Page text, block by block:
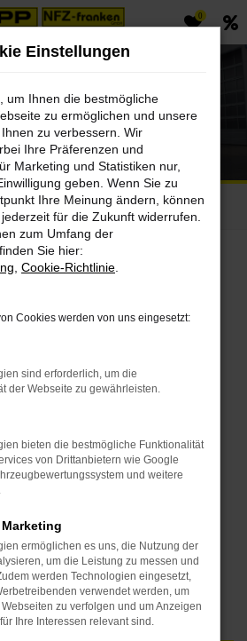
0
Silosteller
Fahrzeugbau
Einstellungen
um Ihnen die bestmögliche
zu ermöglichen und unsere
zu verbessern. Wir
Ihre Präferenzen und
Marketing und Statistiken nur,
geben. Wenn Sie zu
Ihre Meinung ändern, können
für die Zukunft widerrufen.
zum Umfang der
Sie hier:
Cookie-Richtlinie
Cookies werden von uns eingesetzt:
sind erforderlich, um die
der Webseite zu gewährleisten.
bieten die bestmögliche Funktionalität
von Drittanbietern wie Google
und weitere
ermöglichen es uns, die Nutzung der
um die Leistung zu messen und
werden Technologien eingesetzt,
verwendet werden, um
zu verfolgen und um Anzeigen
Ihre Interessen relevant sind.